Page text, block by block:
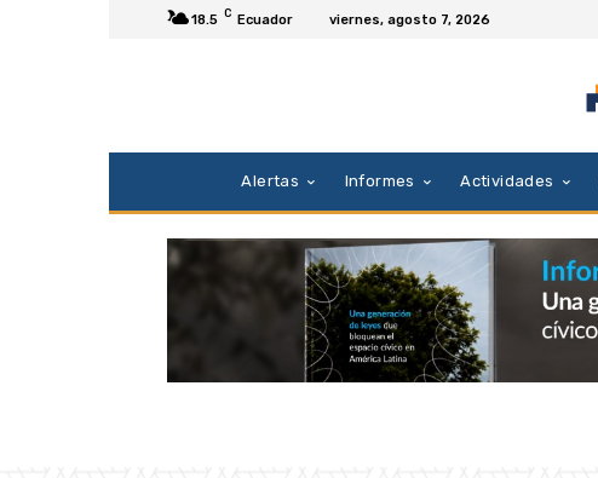
18.5 C Ecuador viernes, agosto 7, 2026
Alertas Informes Actividades